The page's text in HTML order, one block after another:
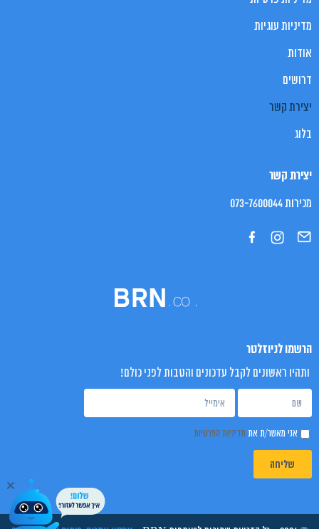
מדיניות עוגיות
אודות
דרושים
יצירת קשר
בלוג
יצירת קשר
מכירות 073-7600044
הרשמו לניוזלטר
ותהיו ראשונים לקבל עדכונים והטבות לפני כולם!
אני מאשר/ת את מדיניות הפרטיות
שליחה